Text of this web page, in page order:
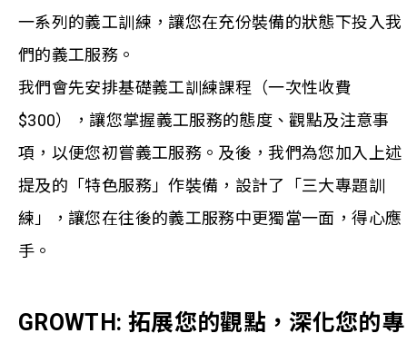
一系列的義工訓練，讓您在充份裝備的狀態下投入我
們的義工服務。
我們會先安排基礎義工訓練課程（一次性收費
$300），讓您掌握義工服務的態度、觀點及注意事
項，以便您初嘗義工服務。及後，我們為您加入上述
提及的「特色服務」作裝備，設計了「三大專題訓
練」，讓您在往後的義工服務中更獨當一面，得心應
手。
GROWTH: 拓展您的觀點，深化您的專